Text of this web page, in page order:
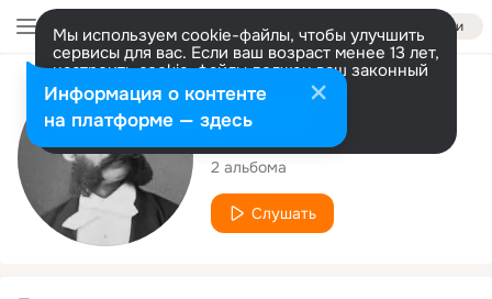
Войти
Мы используем cookie-файлы, чтобы улучшить
сервисы для вас. Если ваш возраст менее 13 лет,
настроить cookie-файлы должен ваш законный
представитель. Больше информации
Разрешить все Настроить
Исполнитель
Штраус
2 альбома
Слушать
Информация о контенте
на платформе — здесь